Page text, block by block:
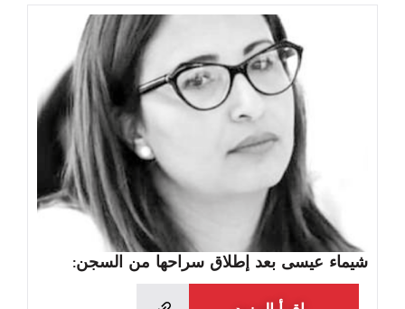
شيماء عيسى بعد إطلاق سراحها من السجن: